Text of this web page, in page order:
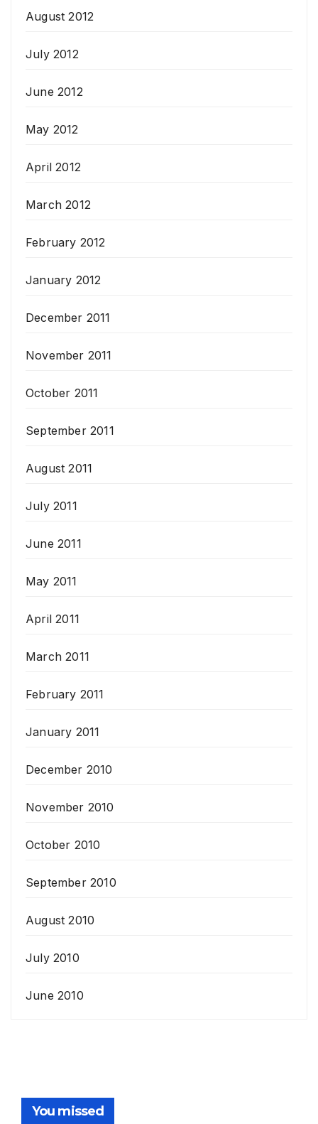
August 2012
July 2012
June 2012
May 2012
April 2012
March 2012
February 2012
January 2012
December 2011
November 2011
October 2011
September 2011
August 2011
July 2011
June 2011
May 2011
April 2011
March 2011
February 2011
January 2011
December 2010
November 2010
October 2010
September 2010
August 2010
July 2010
June 2010
You missed